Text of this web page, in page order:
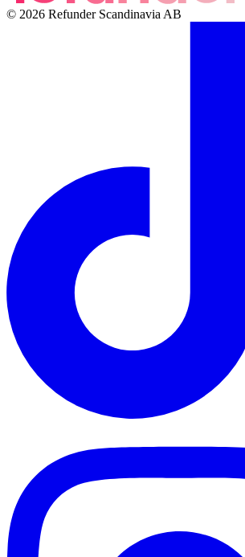
© 2026 Refunder Scandinavia AB